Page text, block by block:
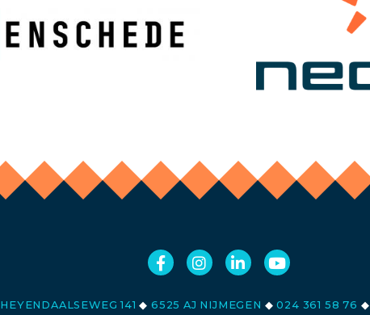
HEYENDAALSEWEG 141◆ 6525 AJ NIJMEGEN ◆ 024 361 58 76 ◆